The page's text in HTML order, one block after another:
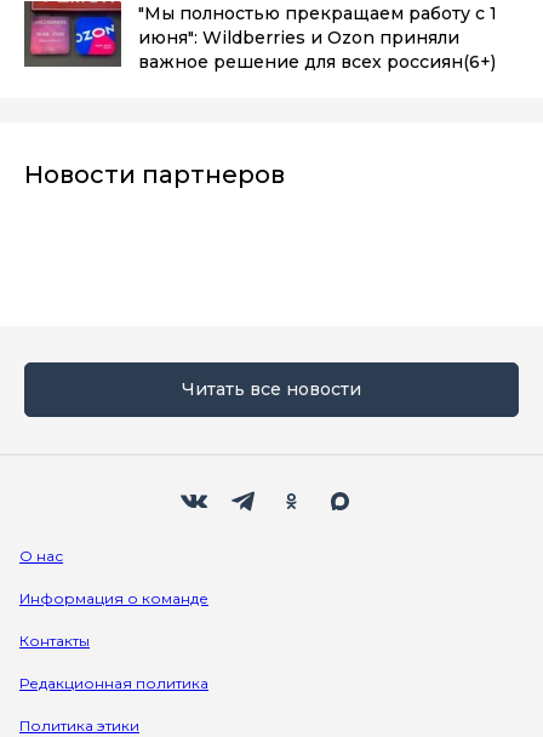
"Мы полностью прекращаем работу c 1
июня": Wildberries и Ozon приняли
важное решение для всех россиян(6+)
Новости партнеров
Читать все новости
О нас
Информация о команде
Контакты
Редакционная политика
Политика этики